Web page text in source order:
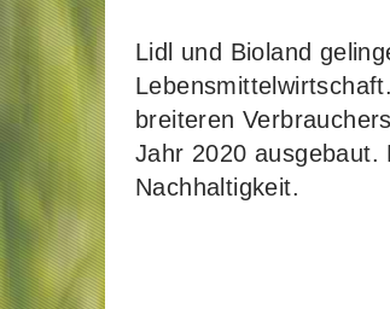
Lidl und Bioland
breiteren
Jahr 2020 ausgebaut.
Nachhaltigkeit.